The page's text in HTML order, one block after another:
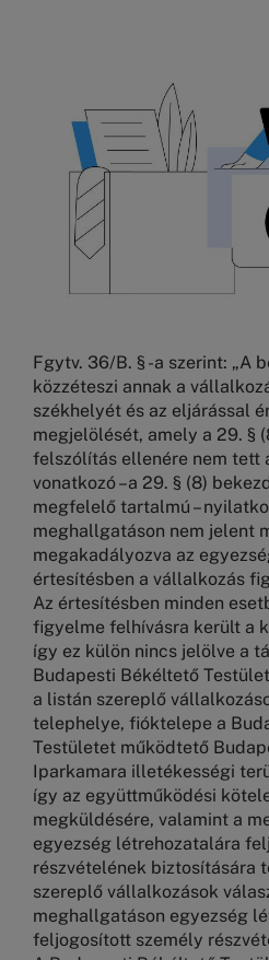
Fgytv. 36/B. § -a szerint: „A
közzéteszi annak a
székhelyét és az eljárással
megjelölését, amely a 29. §
felszólítás ellenére nem tett
vonatkozó –a 29. § (8)
megfelelő tartalmú –
meghallgatáson nem jelent
megakadályozva az
értesítésben a vállalkozás
Az értesítésben minden
figyelme felhívásra került a
így ez külön nincs jelölve a
Budapesti Békéltető
a listán szereplő
telephelye, fióktelepe a
Testületet működtető
Iparkamara illetékességi
így az együttműködési
megküldésére, valamint a
egyezség létrehozatalára
részvételének biztosítására
szereplő vállalkozások
meghallgatáson egyezség
feljogosított személy